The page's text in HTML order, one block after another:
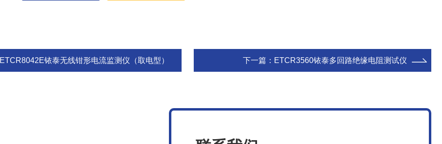
ETCR8042E铱泰无线钳形电流监测仪（取电型） 下一篇： ETCR3560铱泰多回路绝缘电阻测试仪